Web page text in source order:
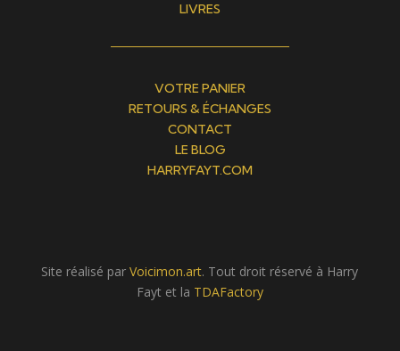
LIVRES
VOTRE PANIER
RETOURS & ÉCHANGES
CONTACT
LE BLOG
HARRYFAYT.COM
Site réalisé parVoicimon.art. Tout droit réservé à Harry
Fayt et la TDAFactory